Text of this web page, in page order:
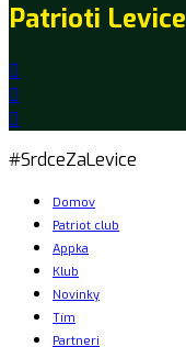
Patrioti Levice
#SrdceZaLevice
Domov
Patriot club
Appka
Klub
Novinky
Tím
Partneri